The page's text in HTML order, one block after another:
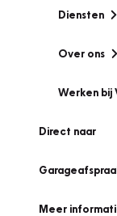
Diensten
Over ons
Werken bij
Direct naar
Meer